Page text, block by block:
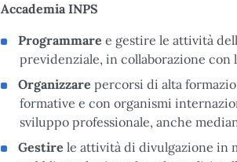
Accademia INPS
Programmare e gestire le attività
previdenziale, in collaborazione
Organizzare percorsi di alta
formative e con organismi
sviluppo professionale, anche
Gestire le attività di divulgazione in